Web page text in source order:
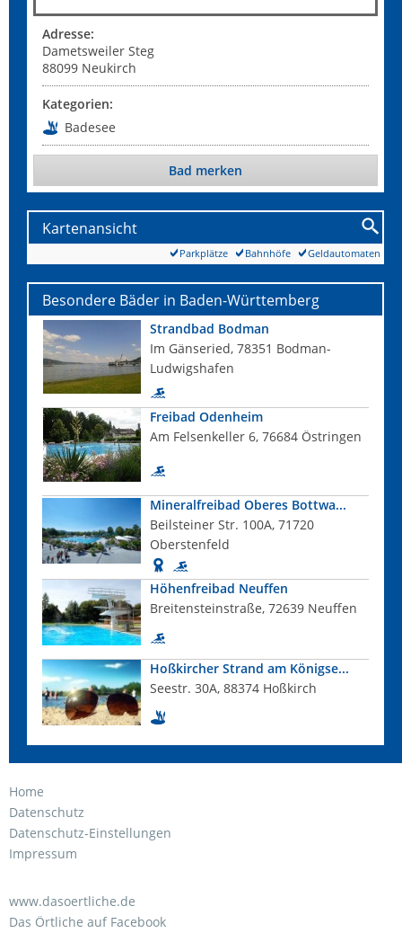
Adresse:
Dametsweiler Steg
88099 Neukirch
Kategorien:
Badesee
Bad merken
Kartenansicht
Geldautomaten
Bahnhöfe
Parkplätze
Besondere Bäder in Baden-Württemberg
Strandbad Bodman
Im Gänseried, 78351 Bodman-
Ludwigshafen
Freibad Odenheim
Am Felsenkeller 6, 76684 Östringen
Mineralfreibad Oberes Bottwa...
Beilsteiner Str. 100A, 71720
Oberstenfeld
Höhenfreibad Neuffen
Breitensteinstraße, 72639 Neuffen
Hoßkircher Strand am Königse...
Seestr. 30A, 88374 Hoßkirch
Home
Datenschutz
Datenschutz-Einstellungen
Impressum
www.dasoertliche.de
Das Örtliche auf Facebook